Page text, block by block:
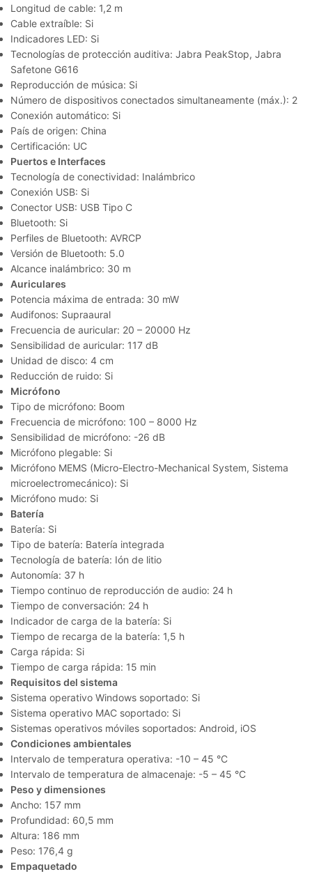
Longitud de cable: 1,2 m
Cable extraíble: Si
Indicadores LED: Si
Tecnologías de protección auditiva: Jabra PeakStop, Jabra
Safetone G616
Reproducción de música: Si
Número de dispositivos conectados simultaneamente (máx.): 2
Conexión automático: Si
País de origen: China
Certificación: UC
Puertos e Interfaces
Tecnología de conectividad: Inalámbrico
Conexión USB: Si
Conector USB: USB Tipo C
Bluetooth: Si
Perfiles de Bluetooth: AVRCP
Versión de Bluetooth: 5.0
Alcance inalámbrico: 30 m
Auriculares
Potencia máxima de entrada: 30 mW
Audifonos: Supraaural
Frecuencia de auricular: 20 – 20000 Hz
Sensibilidad de auricular: 117 dB
Unidad de disco: 4 cm
Reducción de ruido: Si
Micrófono
Tipo de micrófono: Boom
Frecuencia de micrófono: 100 – 8000 Hz
Sensibilidad de micrófono: -26 dB
Micrófono plegable: Si
Micrófono MEMS (Micro-Electro-Mechanical System, Sistema
microelectromecánico): Si
Micrófono mudo: Si
Batería
Batería: Si
Tipo de batería: Batería integrada
Tecnología de batería: Ión de litio
Autonomía: 37 h
Tiempo continuo de reproducción de audio: 24 h
Tiempo de conversación: 24 h
Indicador de carga de la batería: Si
Tiempo de recarga de la batería: 1,5 h
Carga rápida: Si
Tiempo de carga rápida: 15 min
Requisitos del sistema
Sistema operativo Windows soportado: Si
Sistema operativo MAC soportado: Si
Sistemas operativos móviles soportados: Android, iOS
Condiciones ambientales
Intervalo de temperatura operativa: -10 – 45 °C
Intervalo de temperatura de almacenaje: -5 – 45 °C
Peso y dimensiones
Ancho: 157 mm
Profundidad: 60,5 mm
Altura: 186 mm
Peso: 176,4 g
Empaquetado